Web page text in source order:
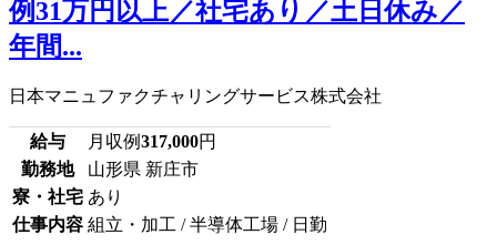
例31万円以上／社宅あり／土日休み／
年間...
日本マニュファクチャリングサービス株式会社
給与 月収例317,000円
勤務地
山形県 新庄市
寮・社宅 あり
仕事内容 組立・加工 / 半導体工場 / 日勤